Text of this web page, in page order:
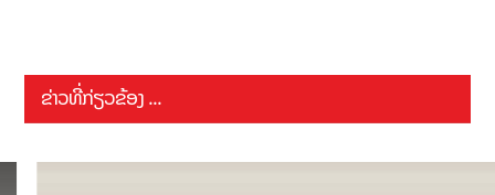
ຂ່າວທີ່ກ່ຽວຂ້ອງ ...